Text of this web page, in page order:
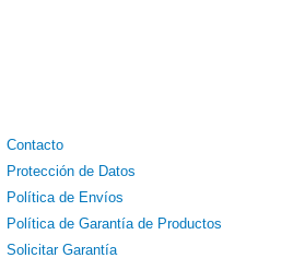
Contacto
Protección de Datos
Política de Envíos
Política de Garantía de Productos
Solicitar Garantía